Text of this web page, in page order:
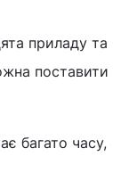
приладу та
поставити
багато часу,